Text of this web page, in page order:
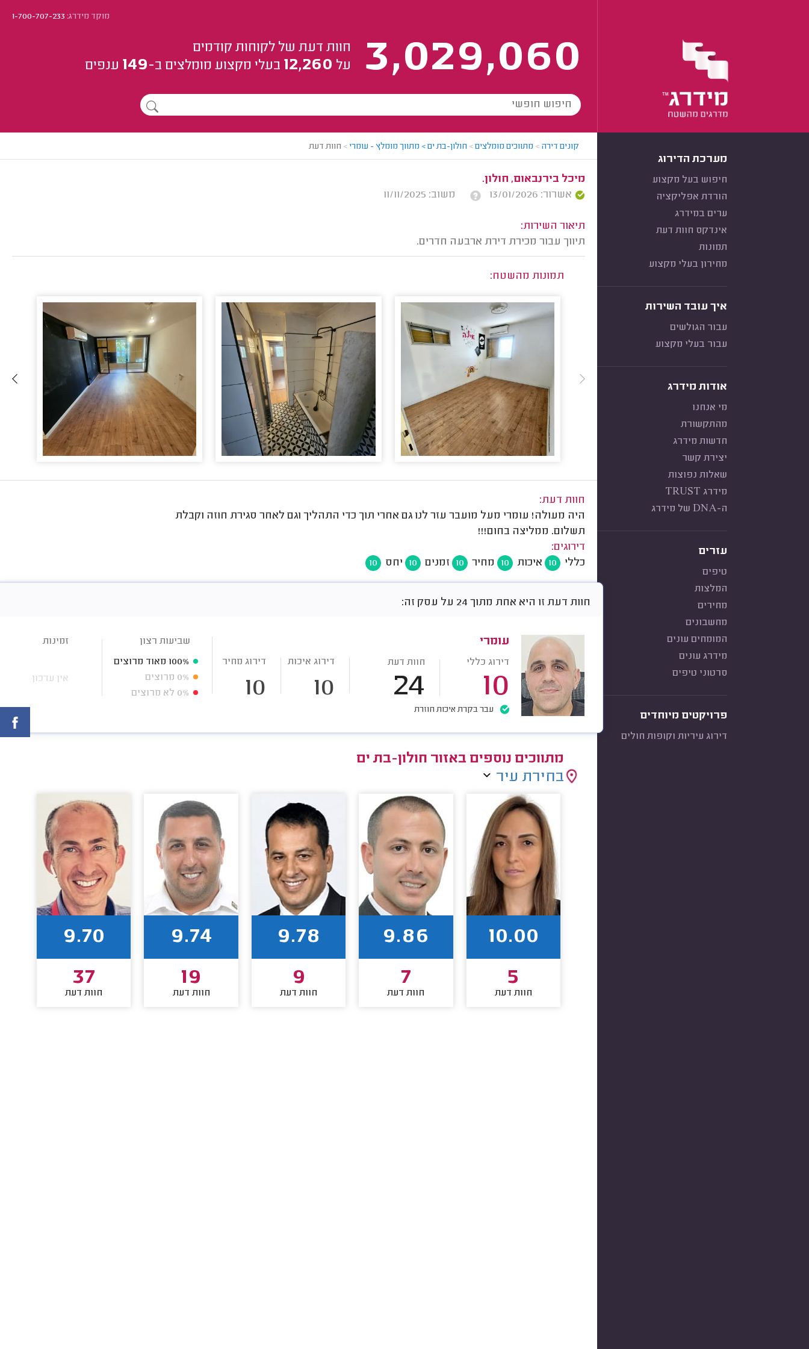
מוקד מידרג:1-700-707-233
3,029,060
חוות דעת של לקוחות קודמים
על 12,260 בעלי מקצוע מומלצים ב-149 ענפים
מערכת הדירוג
חיפוש בעל מקצוע
הורדת אפליקציה
ערים במידרג
אינדקס חוות דעת
תמונות
מחירון בעלי מקצוע
איך עובד השירות
עבור הגולשים
עבור בעלי מקצוע
אודות מידרג
מי אנחנו
מהתקשורת
חדשות מידרג
יצירת קשר
שאלות נפוצות
מידרג TRUST
ה-DNA של מידרג
עזרים
טיפים
המלצות
מחירים
מחשבונים
המומחים עונים
מידרג עונים
סרטוני טיפים
פרויקטים מיוחדים
דירוג עיריות וקופות חולים
קונים דירה > מתווכים מומלצים> חולון-בת ים > מתווך מומלץ - עומרי > חוות דעת
מיכל בירנבאום, חולון.
אשרור: 13/01/2026
משוב: 11/11/2025
תיאור השירות:
תיווך עבור מכירת דירת ארבעה חדרים.
תמונות מהשטח:
חוות דעת:
היה מעולה! עומרי מעל מועבר עזר לנו גם אחרי תוך כדי התהליך וגם לאחר סגירת חוזה וקבלת
תשלום. ממליצה בחום!!!
דירוגים:
כללי
10 איכות 10 מחיר 10 זמנים 10 יחס 10
חוות דעת זו היא אחת מתוך 24 על עסק זה:
עומרי
דירוג כללי
10
חוות דעת
24
דירוג איכות
10
דירוג מחיר
10
עבר בקרת איכות חוזרת
שביעות רצון
100% מאוד מרוצים
0% מרוצים
0% לא מרוצים
זמינות
אין עדכון
מתווכים נוספים באזור חולון-בת ים
בחירת עיר
10.00
5
חוות דעת
9.86
7
חוות דעת
9.78
9
חוות דעת
9.74
19
חוות דעת
9.70
37
חוות דעת